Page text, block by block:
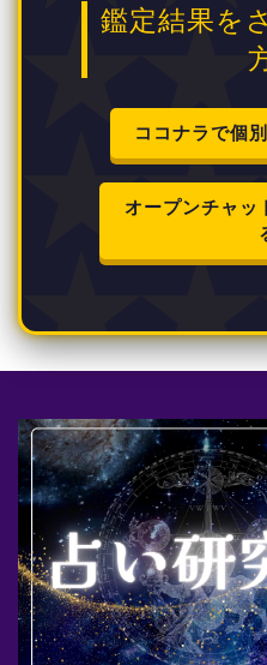
鑑定結果を
ココナラで個
オープンチャッ